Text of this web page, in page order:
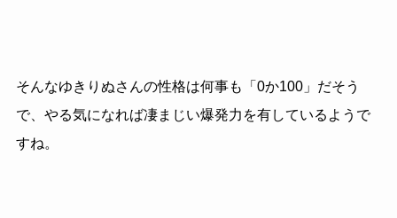
そんなゆきりぬさんの性格は何事も「0か100」だそう
で、やる気になれば凄まじい爆発力を有しているようで
すね。